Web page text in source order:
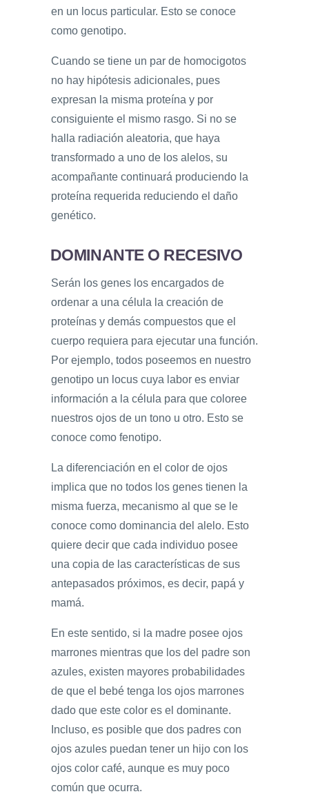
en un locus particular. Esto se conoce
como genotipo.
Cuando se tiene un par de homocigotos
no hay hipótesis adicionales, pues
expresan la misma proteína y por
consiguiente el mismo rasgo. Si no se
halla radiación aleatoria, que haya
transformado a uno de los alelos, su
acompañante continuará produciendo la
proteína requerida reduciendo el daño
genético.
DOMINANTE O RECESIVO
Serán los genes los encargados de
ordenar a una célula la creación de
proteínas y demás compuestos que el
cuerpo requiera para ejecutar una función.
Por ejemplo, todos poseemos en nuestro
genotipo un locus cuya labor es enviar
información a la célula para que coloree
nuestros ojos de un tono u otro. Esto se
conoce como fenotipo.
La diferenciación en el color de ojos
implica que no todos los genes tienen la
misma fuerza, mecanismo al que se le
conoce como dominancia del alelo. Esto
quiere decir que cada individuo posee
una copia de las características de sus
antepasados próximos, es decir, papá y
mamá.
En este sentido, si la madre posee ojos
marrones mientras que los del padre son
azules, existen mayores probabilidades
de que el bebé tenga los ojos marrones
dado que este color es el dominante.
Incluso, es posible que dos padres con
ojos azules puedan tener un hijo con los
ojos color café, aunque es muy poco
común que ocurra.